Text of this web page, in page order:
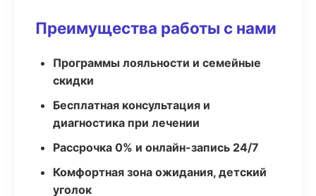
Преимущества работы с нами
Программы лояльности и семейные
скидки
Бесплатная консультация и
диагностика при лечении
Рассрочка 0% и онлайн-запись 24/7
Комфортная зона ожидания, детский
уголок